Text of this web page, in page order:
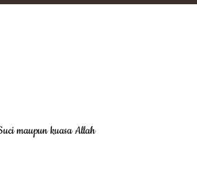
maupun kuasa Allah